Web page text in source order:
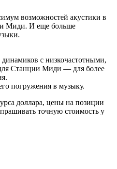
возможностей акустики в
Миди. И еще больше
с низкочастотными,
Станции Миди — для более
погружения в музыку.
доллара, цены на позиции
точную стоимость у